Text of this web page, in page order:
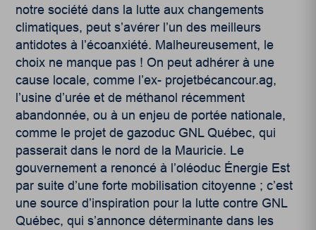
notre société dans la lutte aux changements
climatiques, peut s’avérer l’un des meilleurs
antidotes à l’écoanxiété. Malheureusement, le
choix ne manque pas ! On peut adhérer à une
cause locale, comme l’ex- projetbécancour.ag,
l’usine d’urée et de méthanol récemment
abandonnée, ou à un enjeu de portée nationale,
comme le projet de gazoduc GNL Québec, qui
passerait dans le nord de la Mauricie. Le
gouvernement a renoncé à l’oléoduc Énergie Est
par suite d’une forte mobilisation citoyenne ; c’est
une source d’inspiration pour la lutte contre GNL
Québec, qui s’annonce déterminante dans les